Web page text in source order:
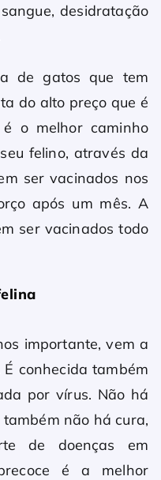
desidratação
de gatos que tem
do alto preço que é
o melhor caminho
felino, através da
ser vacinados nos
após um mês. A
ser vacinados todo
importante, vem a
conhecida também
por vírus. Não há
não há cura,
de doenças em
é a melhor